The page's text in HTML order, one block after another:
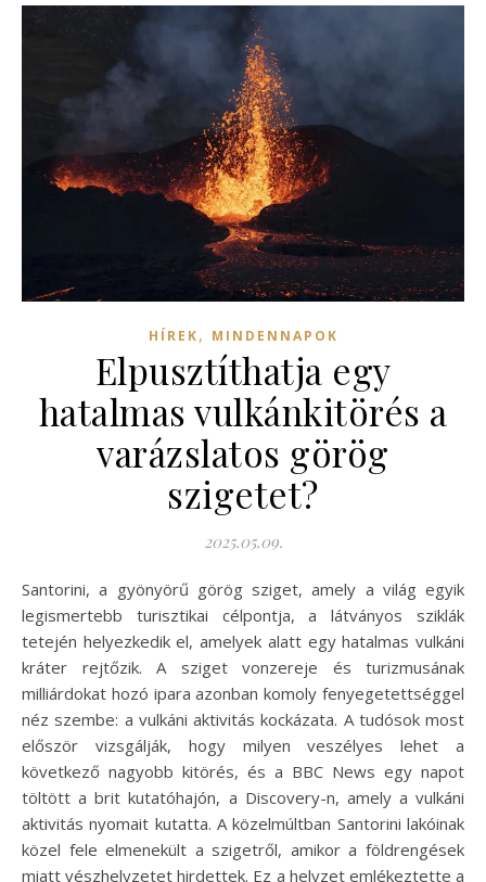
HÍREK, MINDENNAPOK
Elpusztíthatja egy
hatalmas vulkánkitörés a
varázslatos görög
szigetet?
2025.05.09.
Santorini, a gyönyörű görög sziget, amely a világ egyik
legismertebb turisztikai célpontja, a látványos sziklák
tetején helyezkedik el, amelyek alatt egy hatalmas vulkáni
kráter rejtőzik. A sziget vonzereje és turizmusának
milliárdokat hozó ipara azonban komoly fenyegetettséggel
néz szembe: a vulkáni aktivitás kockázata. A tudósok most
először vizsgálják, hogy milyen veszélyes lehet a
következő nagyobb kitörés, és a BBC News egy napot
töltött a brit kutatóhajón, a Discovery-n, amely a vulkáni
aktivitás nyomait kutatta. A közelmúltban Santorini lakóinak
közel fele elmenekült a szigetről, amikor a földrengések
miatt vészhelyzetet hirdettek. Ez a helyzet emlékeztette a